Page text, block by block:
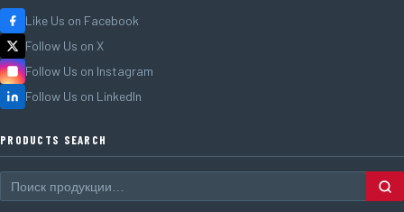
Like Us on Facebook
Follow Us on X
Follow Us on Instagram
Follow Us on LinkedIn
PRODUCTS SEARCH